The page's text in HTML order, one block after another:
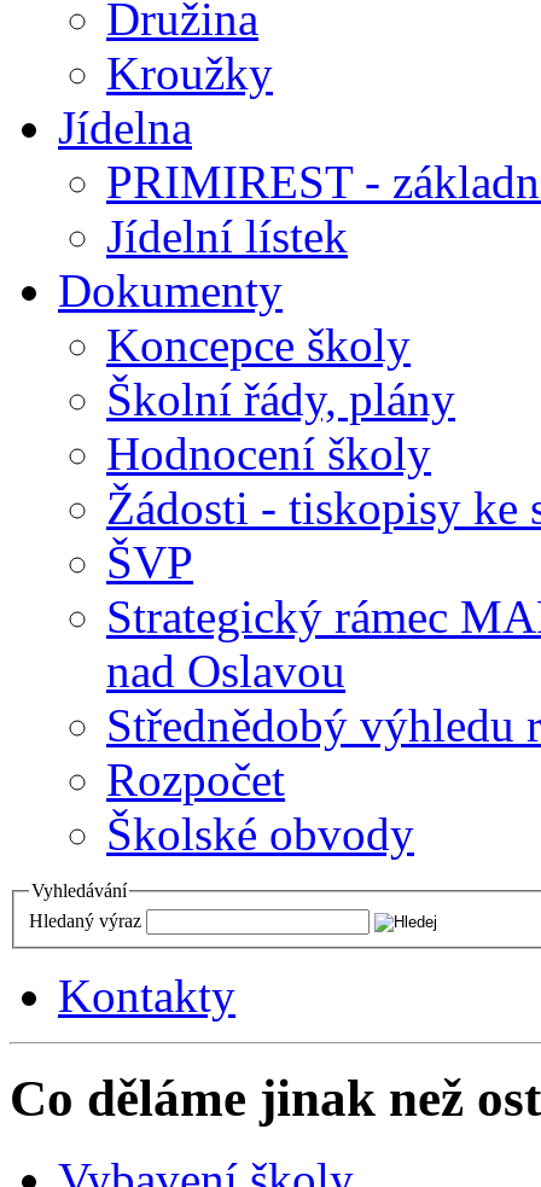
Družina
Kroužky
Jídelna
PRIMIREST -
Jídelní lístek
Dokumenty
Koncepce školy
Školní řády, plány
Hodnocení školy
Žádosti - tiskopisy ke
ŠVP
Strategický rámec
nad Oslavou
Střednědobý výhledu
Rozpočet
Školské obvody
Vyhledávání
Hledaný výraz
Kontakty
Co děláme jinak než